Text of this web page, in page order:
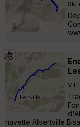
Ski
navette Albertville